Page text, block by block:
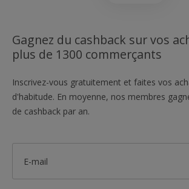
Gagnez du cashback sur vos
plus de 1300 commerçants
Inscrivez-vous gratuitement et faites vos
d'habitude. En moyenne, nos membres
de cashback par an.
E-mail